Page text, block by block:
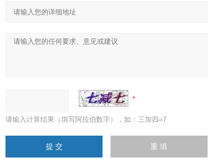
请输入计算结果（填写阿拉伯数字），如：三加四=7